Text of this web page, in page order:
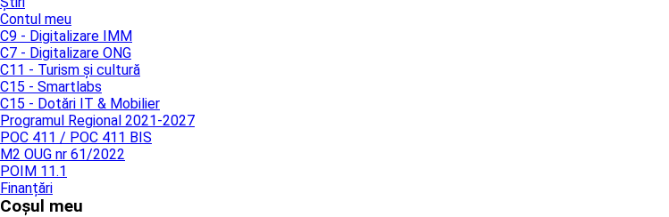
Contul meu
C9 - Digitalizare IMM
C7 - Digitalizare ONG
C11 - Turism și cultură
C15 - Smartlabs
C15 - Dotări IT & Mobilier
Programul Regional 2021-2027
POC 411 / POC 411 BIS
M2 OUG nr 61/2022
POIM 11.1
Finanțări
Coșul meu